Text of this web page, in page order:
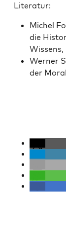
Lit­er­atur:
Michel
die
Wern­er
der